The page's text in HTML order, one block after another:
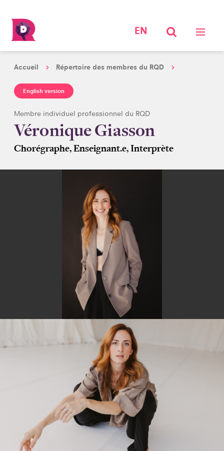
EN
Accueil Répertoire des membres du RQD
English version
Membre individuel professionnel du RQD
Véronique Giasson
Chorégraphe, Enseignant.e, Interprète